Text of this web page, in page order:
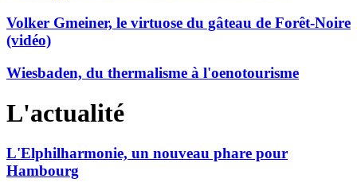
Volker Gmeiner, le virtuose du gâteau de Forêt-Noire
(vidéo)
Wiesbaden, du thermalisme à l'oenotourisme
L'actualité
L'Elphilharmonie, un nouveau phare pour
Hambourg